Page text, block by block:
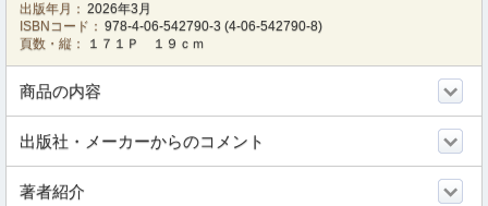
出版年月： 2026年3月
ISBNコード： 978-4-06-542790-3 (4-06-542790-8)
頁数・縦：
１７１Ｐ １９ｃｍ
商品の内容
出版社・メーカーからのコメント
著者紹介